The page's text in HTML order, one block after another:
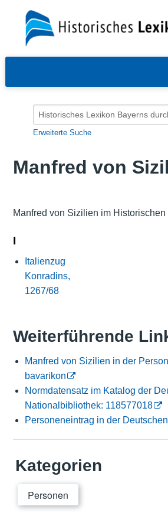
Erweiterte Suche
Manfred von
Manfred von Sizilien im
I
Italienzug
Konradins,
1267/68
Weiterführende
Manfred von Sizilien in der
bavarikon
Normdatensatz im Katalog der
Nationalbibliothek: 118577018
Personeneintrag in der
Kategorien
Personen